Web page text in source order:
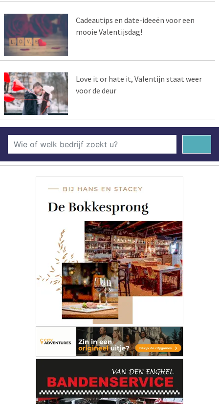
Cadeautips en date-ideeën voor een
mooie Valentijsdag!
Love it or hate it, Valentijn staat weer
voor de deur